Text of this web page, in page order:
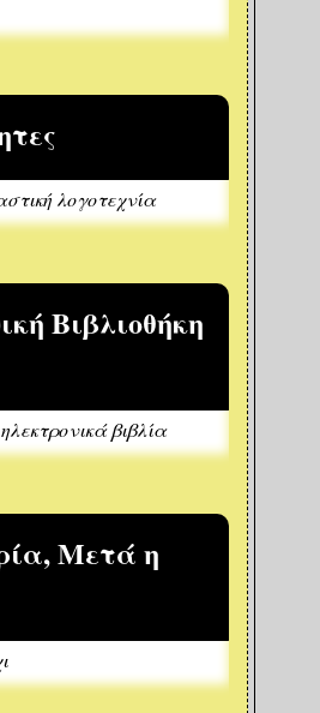
λογοτεχνία
Βιβλιοθήκη
βιβλία
Μετά η